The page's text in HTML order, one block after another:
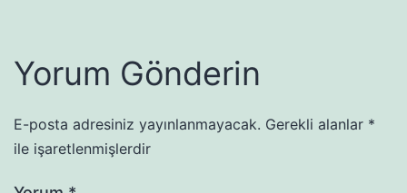
Yorum Gönderin
E-posta adresiniz yayınlanmayacak. Gerekli alanlar *
ile işaretlenmişlerdir